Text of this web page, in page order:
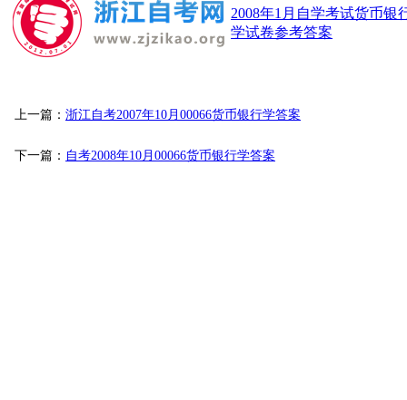
2008年1月自学考试货币银
学试卷参考答案
上一篇： 浙江自考2007年10月00066货币银行学答案
下一篇： 自考2008年10月00066货币银行学答案